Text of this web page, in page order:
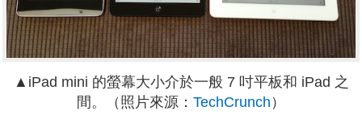
▲iPad mini 的螢幕大小介於一般 7 吋平板和 iPad 之
間。（照片來源： TechCrunch ）